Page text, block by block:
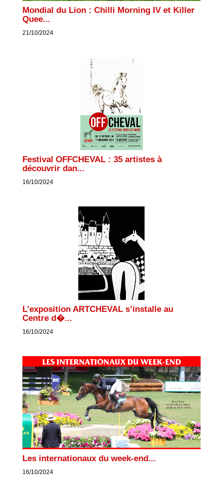
Mondial du Lion : Chilli Morning IV et Killer
Quee...
21/10/2024
Festival OFFCHEVAL : 35 artistes à
découvrir dan...
16/10/2024
L’exposition ARTCHEVAL s’installe au
Centre d�...
16/10/2024
Les internationaux du week-end...
16/10/2024